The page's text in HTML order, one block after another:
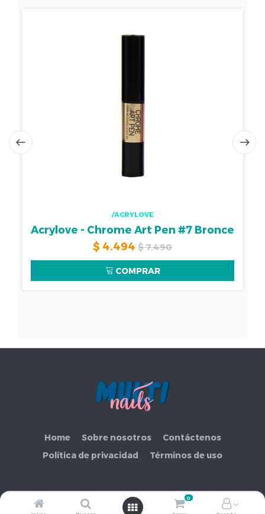
0
/ACRYLOVE
Acrylove - Chrome Art Pen #7 Bronce
$ 4.494 $7.490
COMPRAR
Home Sobre nosotros
Contáctenos
Política de privacidad
Términos de uso
Copyright ©COMERCIAL MAKEMORE LIMITADA